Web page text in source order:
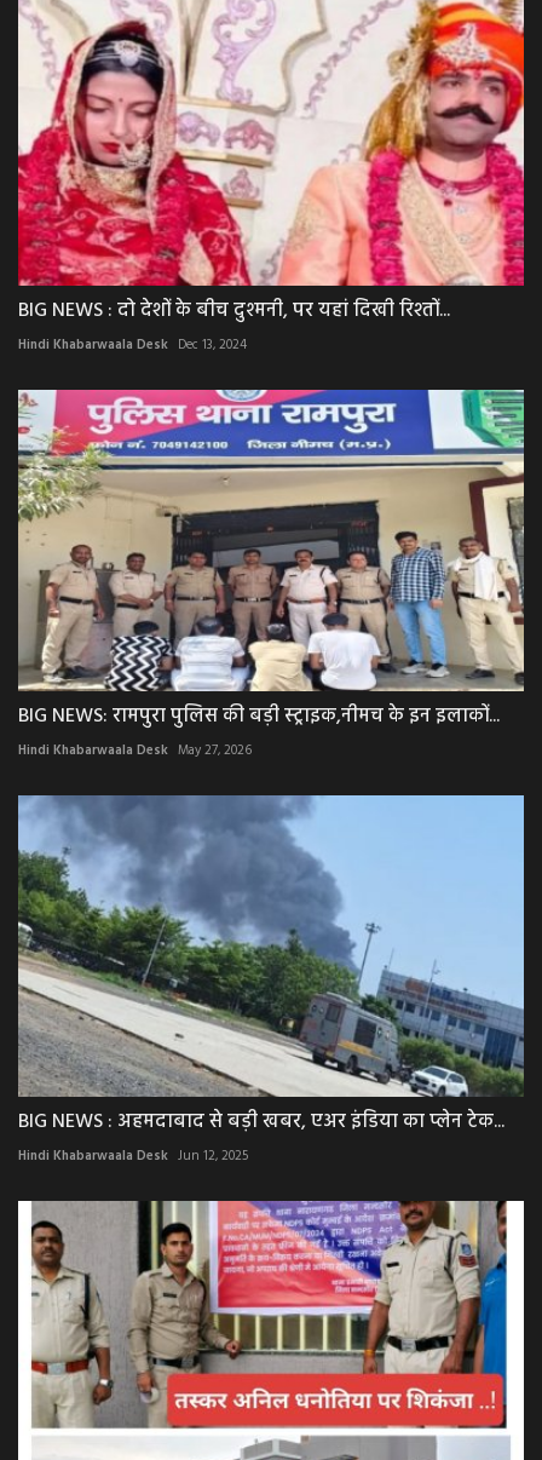
BIG NEWS : दो देशों के बीच दुश्मनी, पर यहां दिखी रिश्तों...
Hindi Khabarwaala Desk Dec 13, 2024
BIG NEWS: रामपुरा पुलिस की बड़ी स्ट्राइक,नीमच के इन इलाकों...
Hindi Khabarwaala Desk May 27, 2026
BIG NEWS : अहमदाबाद से बड़ी खबर, एअर इंडिया का प्लेन टेक...
Hindi Khabarwaala Desk Jun 12, 2025